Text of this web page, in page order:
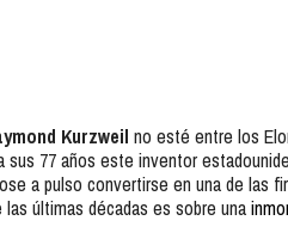
Kurzweil no esté entre los
sus 77 años este inventor
a pulso convertirse en una de las
últimas décadas es sobre una